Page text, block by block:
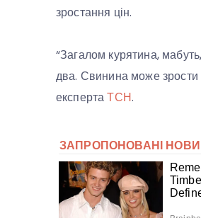
зростання цін.
“Загалом курятина,
два. Свинина може зрости
експертаТСН.